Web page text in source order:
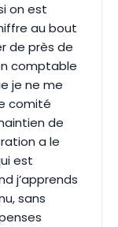
on est
au bout
de près de
comptable
je ne me
comité
de
a le
est
j’apprends
sans